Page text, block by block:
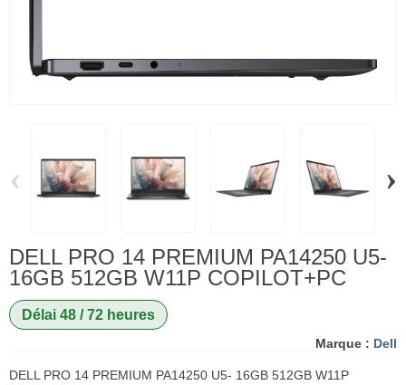
‹ ›
DELL PRO 14 PREMIUM PA14250 U5-
16GB 512GB W11P COPILOT+PC
Délai 48 / 72 heures
Marque : Dell
DELL PRO 14 PREMIUM PA14250 U5- 16GB 512GB W11P